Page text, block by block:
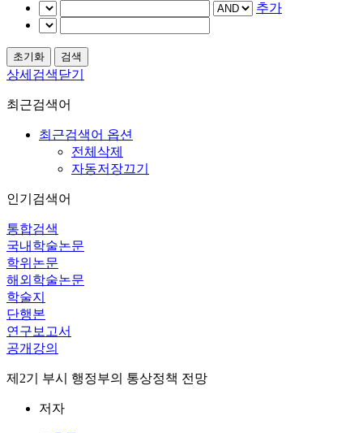
추가
상세검색닫기
최근검색어
최근검색어 옵션
전체삭제
자동저장끄기
인기검색어
통합검색
국내학술논문
학위논문
해외학술논문
학술지
단행본
연구보고서
공개강의
제2기 부시 행정부의 통상정책 전망
저자